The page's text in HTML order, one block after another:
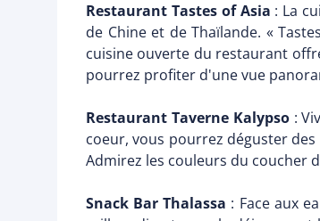
Restaurant Tastes of Asia : La
de Chine et de Thaïlande. «
cuisine ouverte du restaurant
pourrez profiter d'une vue
Restaurant Taverne Kalypso:
coeur, vous pourrez déguster
Admirez les couleurs du coucher
Snack Bar Thalassa : Face aux